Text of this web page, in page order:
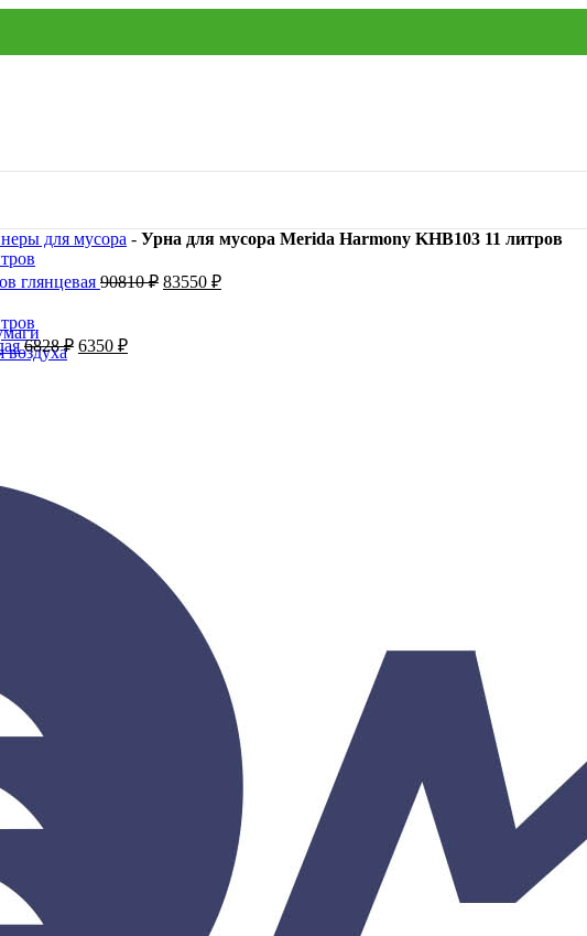
воздуха
для мусора - Урна для мусора Merida Harmony KHB103 11 литров
глянцевая 90810₽ 83550 ₽
6828₽ 6350 ₽